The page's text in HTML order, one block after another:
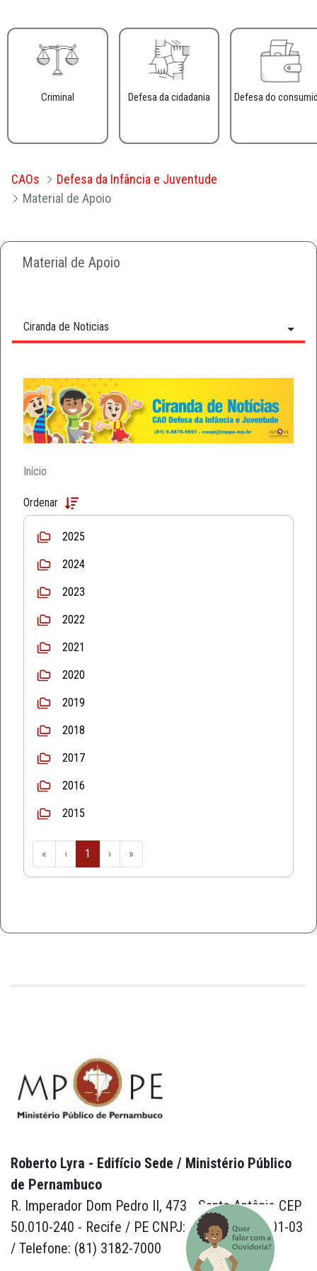
Criminal Defesa da cidadania Defesa do
CAOs
Defesa da Infância e Juventude
Material de Apoio
Material de Apoio
Ciranda de Noticias
Início
Ordenar
2025
2024
2023
2022
2021
2020
2019
2018
2017
2016
2015
« ‹ 1 › »
Roberto Lyra - Edifício Sede / Ministério Público
de Pernambuco
R. Imperador Dom Pedro II, 473 - Santo Antônio CEP
50.010-240 - Recife / PE CNPJ: 24.417.065/0001-03
/ Telefone: (81) 3182-7000